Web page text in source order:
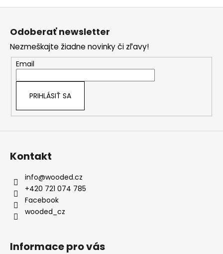
a
c
i
e
v
y
Z
Odoberať newsletter
Nezmeškajte žiadne novinky či zľavy!
Email
PRIHLÁSIŤ SA
Kontakt
info@wooded.cz
+420 721 074 785
Facebook
wooded_cz
Informace pro vás